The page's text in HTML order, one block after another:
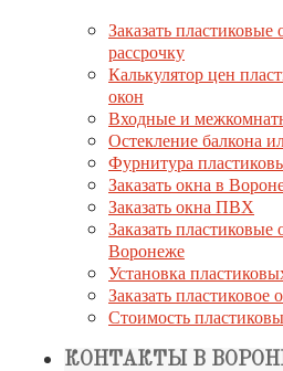
Заказать пластиковые
рассрочку
Калькулятор цен
окон
Входные и
Остекление балкона
Фурнитура
Заказать окна в
Заказать окна ПВХ
Заказать пластиковые
Воронеже
Установка
Заказать пластиковое
Стоимость
КОНТАКТЫ В